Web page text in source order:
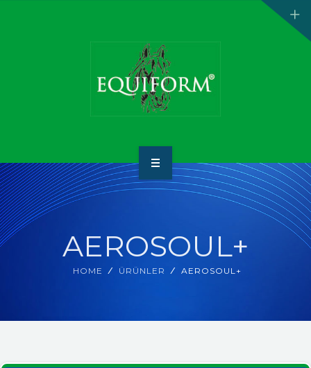
ANA SAYFA
HAKKIMIZDA
AEROSOUL+
HOME ÜRÜNLER AEROSOUL+